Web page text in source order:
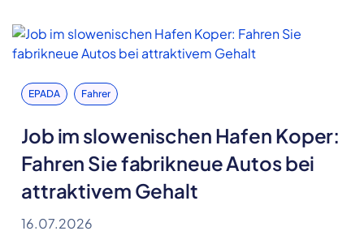
EPADA Fahrer
Job im slowenischen Hafen Koper:
Fahren Sie fabrikneue Autos bei
attraktivem Gehalt
16.07.2026